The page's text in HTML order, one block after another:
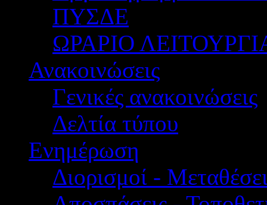
ΠΥΣΔΕ
ΩΡΑΡΙΟ
Ανακοινώσεις
Γενικές ανακοινώσεις
Δελτία τύπου
Ενημέρωση
Διορισμοί -